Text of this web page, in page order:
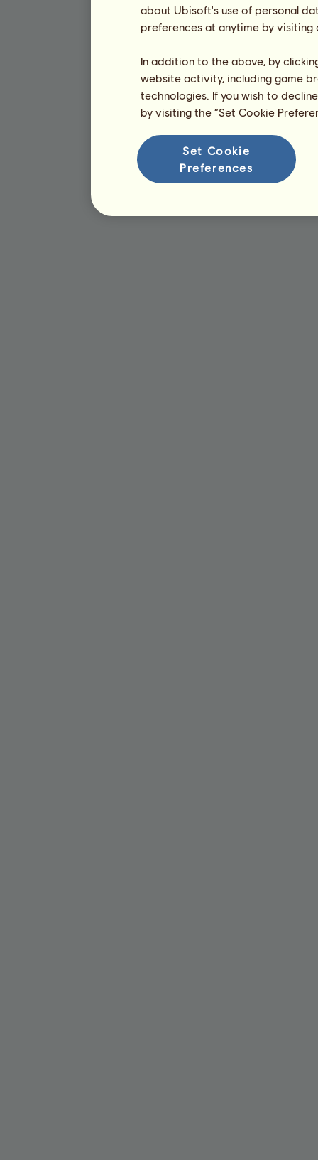
about Ubisoft's use of personal
preferences at anytime by
In addition to the above, by
website activity, including game
technologies. If you wish to
by visiting the “Set Cookie
Set Cookie
Preferences